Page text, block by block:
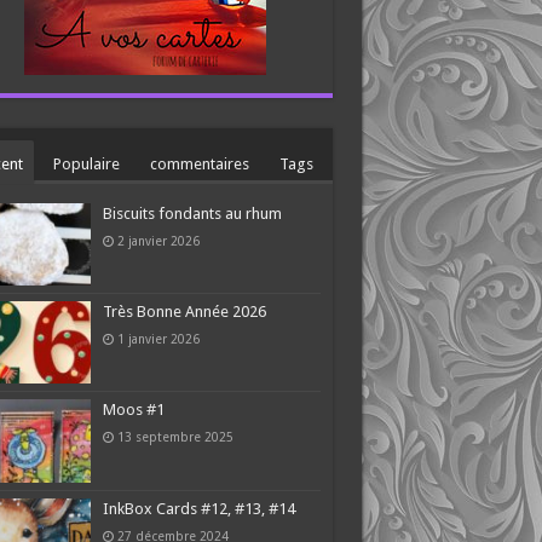
Populaire commentaires Tags
Biscuits fondants au rhum
2 janvier 2026
Très Bonne Année 2026
1 janvier 2026
Moos #1
13 septembre 2025
InkBox Cards #12, #13, #14
27 décembre 2024